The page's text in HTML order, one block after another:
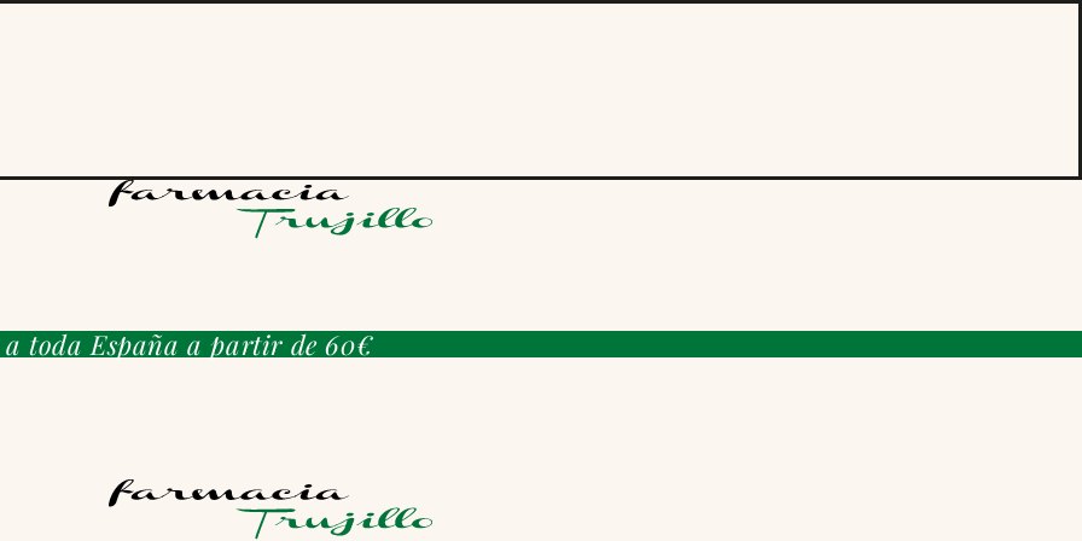
toda España a partir de 60€